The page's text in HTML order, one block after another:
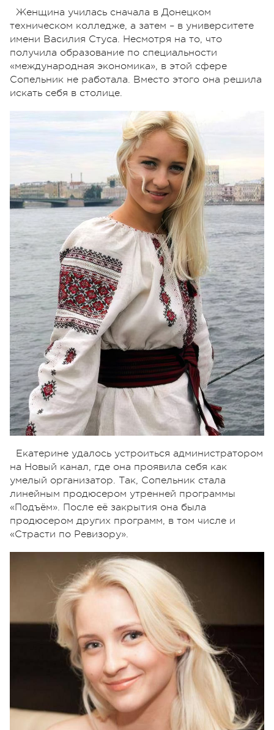
Женщина училась сначала в Донецком
техническом колледже, а затем – в университете
имени Василия Стуса. Несмотря на то, что
получила образование по специальности
«международная экономика», в этой сфере
Сопельник не работала. Вместо этого она решила
искать себя в столице.
Екатерине удалось устроиться администратором
на Новый канал, где она проявила себя как
умелый организатор. Так, Сопельник стала
линейным продюсером утренней программы
«Подъём». После её закрытия она была
продюсером других программ, в том числе и
«Страсти по Ревизору».